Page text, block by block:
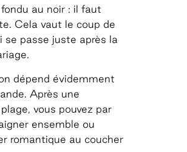
au noir : il faut
Cela vaut le coup de
se passe juste après la
dépend évidemment
Après une
vous pouvez par
ensemble ou
romantique au coucher